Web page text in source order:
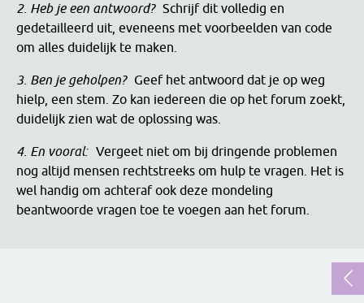
2. Heb je een antwoord? Schrijf dit volledig en
gedetailleerd uit, eveneens met voorbeelden van code
om alles duidelijk te maken.
3. Ben je geholpen?
Geef het antwoord dat je op weg
hielp, een stem. Zo kan iedereen die op het forum zoekt,
duidelijk zien wat de oplossing was.
4. En vooral: Vergeet niet om bij dringende problemen
nog altijd mensen rechtstreeks om hulp te vragen. Het is
wel handig om achteraf ook deze mondeling
beantwoorde vragen toe te voegen aan het forum.